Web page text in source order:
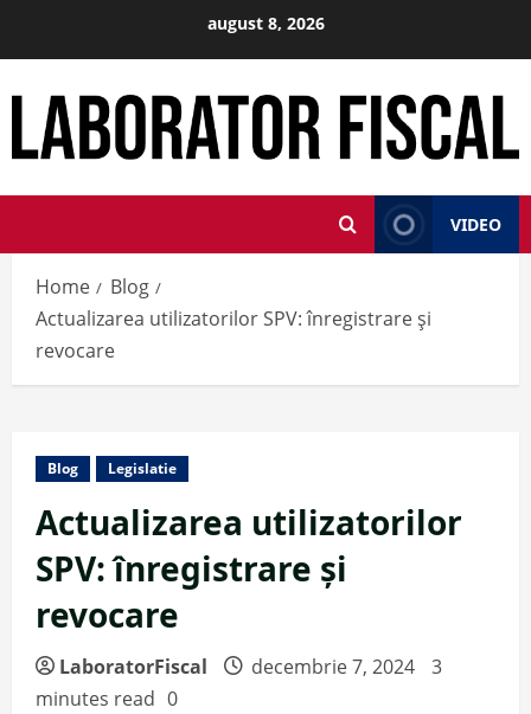
august 8, 2026
VIDEO
Home
Blog
Actualizarea utilizatorilor SPV: înregistrare și
revocare
Blog Legislatie
Actualizarea utilizatorilor
SPV: înregistrare și
revocare
LaboratorFiscal decembrie 7, 2024
3
minutes read 0